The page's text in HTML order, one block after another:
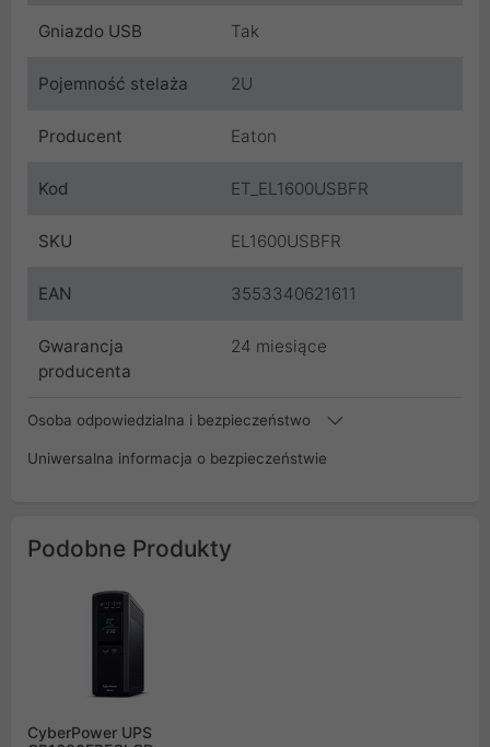
Gniazdo USB Tak
Pojemność stelaża 2U
Producent Eaton
Kod ET_EL1600USBFR
SKU EL1600USBFR
EAN 3553340621611
Gwarancja
producenta
24 miesiące
Osoba odpowiedzialna i bezpieczeństwo
Uniwersalna informacja o bezpieczeństwie
Podobne Produkty
CyberPower UPS